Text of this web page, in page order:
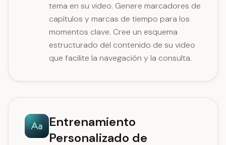
tema en su video. Genere marcadores de
capítulos y marcas de tiempo para los
momentos clave. Cree un esquema
estructurado del contenido de su video
que facilite la navegación y la consulta.
Entrenamiento
Personalizado de